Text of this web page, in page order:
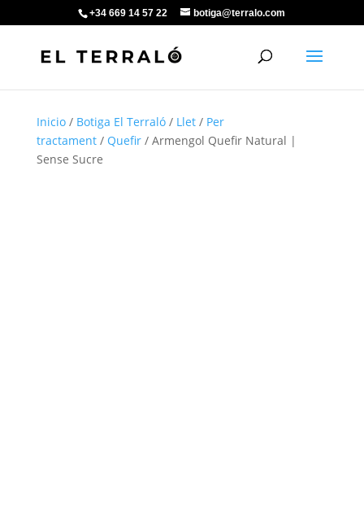
+34 669 14 57 22 botiga@terralo.com
Inicio/ Botiga El Terraló/ Llet/ Per
tractament/ Quefir/ Armengol Quefir Natural |
Sense Sucre